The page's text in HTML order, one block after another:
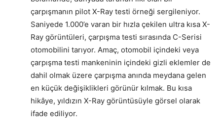
çarpışmanın pilot X-Ray testi örneği sergileniyor.
Saniyede 1.000’e varan bir hızla çekilen ultra kısa X-
Ray görüntüleri, çarpışma testi sırasında C-Serisi
otomobilini tarıyor. Amaç, otomobil içindeki veya
çarpışma testi mankeninin içindeki gizli eklemler de
dahil olmak üzere çarpışma anında meydana gelen
en küçük değişiklikleri görünür kılmak. Bu kısa
hikâye, yıldızın X-Ray görüntüsüyle görsel olarak
ifade ediliyor.